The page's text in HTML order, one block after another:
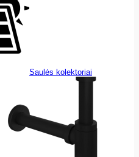
Saulės kolektoriai